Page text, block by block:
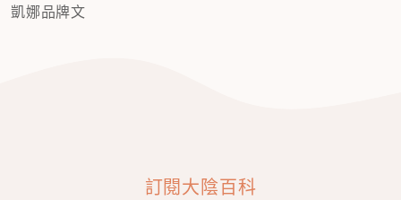
凱娜品牌文
訂閱大陰百科